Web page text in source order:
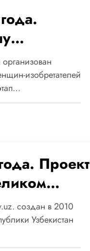
«.
изобретателей
Проект
наша
создан в 2010
Узбекистан